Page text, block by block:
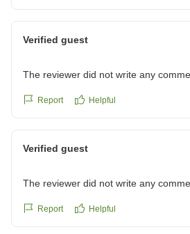
Verified guest
The reviewer did not write any
Report Helpful
Verified guest
The reviewer did not write any
Report Helpful